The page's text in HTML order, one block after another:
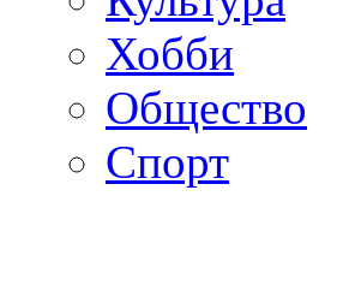
Хобби
Общество
Спорт